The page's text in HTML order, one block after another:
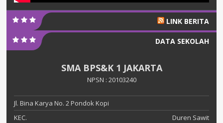
LINK BERITA
DATA SEKOLAH
SMA BPS&K 1 JAKARTA
NPSN : 20103240
Jl. Bina Karya No. 2 Pondok Kopi
KEC.
Duren Sawit